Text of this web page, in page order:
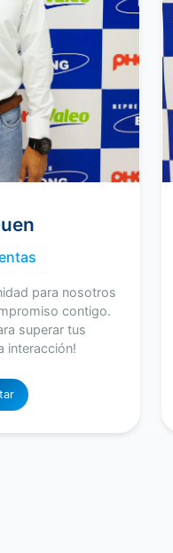
para nosotros
contigo.
superar tus
interacción!